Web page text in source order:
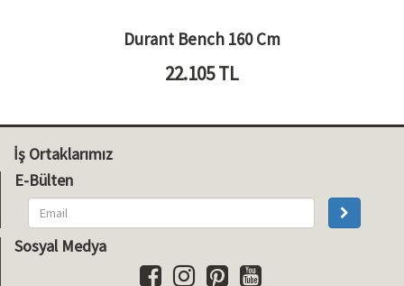
Durant Bench 160 Cm
22.105TL
İş Ortaklarımız
E-Bülten
Sosyal Medya